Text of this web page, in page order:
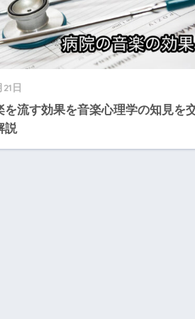
日
を流す効果を音楽心理学の知見を
説